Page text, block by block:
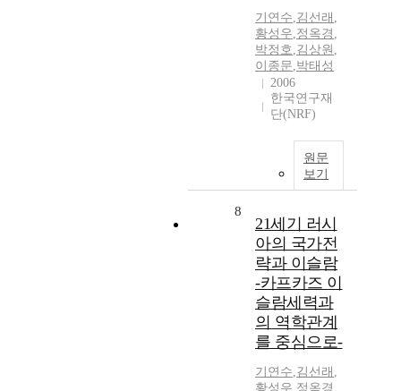
기연수,김선래 ,
황성우,정옥경 ,
박정호,김상원 ,
이종문,박태성
2006
한국연구재
단(NRF)
원문
보기
8
21세기 러시
아의 국가전
략과 이슬람
-카프카즈 이
슬람세력과
의 역학관계
를 중심으로-
기연수,김선래 ,
황성우,정옥경 ,